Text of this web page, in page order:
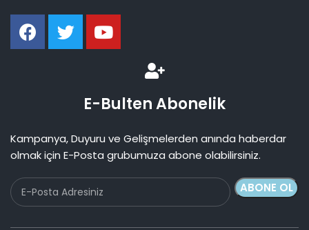
E-Bulten Abonelik
Kampanya, Duyuru ve Gelişmelerden anında haberdar
olmak için E-Posta grubumuza abone olabilirsiniz.